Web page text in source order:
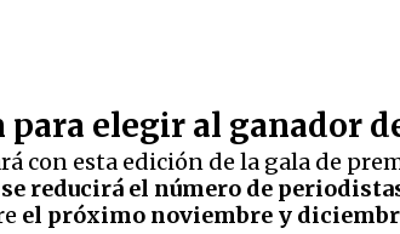
elegir al ganador
con esta edición de la gala de
se reducirá el número de
el próximo noviembre y